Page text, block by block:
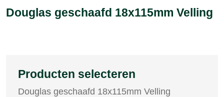
Douglas geschaafd 18x115mm Velling
Producten selecteren
Douglas geschaafd 18x115mm Velling